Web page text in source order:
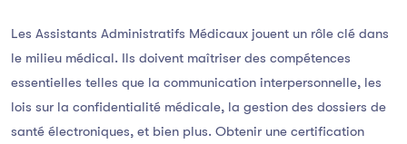
Les Assistants Administratifs Médicaux jouent un rôle clé dans
le milieu médical. Ils doivent maîtriser des compétences
essentielles telles que la communication interpersonnelle, les
lois sur la confidentialité médicale, la gestion des dossiers de
santé électroniques, et bien plus. Obtenir une certification